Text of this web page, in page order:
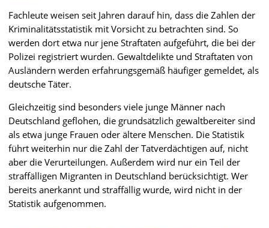
Fachleute weisen seit Jahren darauf hin, dass die Zahlen der
Kriminalitätsstatistik mit Vorsicht zu betrachten sind. So
werden dort etwa nur jene Straftaten aufgeführt, die bei der
Polizei registriert wurden. Gewaltdelikte und Straftaten von
Ausländern werden erfahrungsgemäß häufiger gemeldet, als
deutsche Täter.
Gleichzeitig sind besonders viele junge Männer nach
Deutschland geflohen, die grundsätzlich gewaltbereiter sind
als etwa junge Frauen oder ältere Menschen. Die Statistik
führt weiterhin nur die Zahl der Tatverdächtigen auf, nicht
aber die Verurteilungen. Außerdem wird nur ein Teil der
straffälligen Migranten in Deutschland berücksichtigt. Wer
bereits anerkannt und straffällig wurde, wird nicht in der
Statistik aufgenommen.